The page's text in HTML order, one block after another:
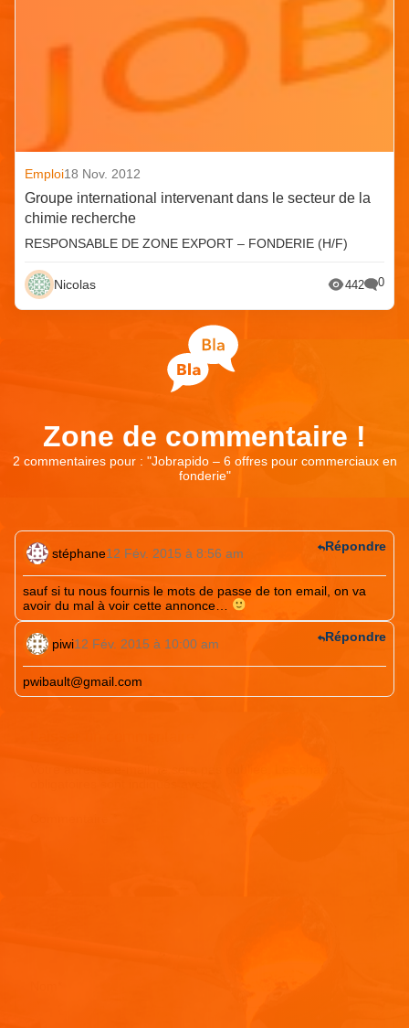
Emploi18 Nov. 2012
Groupe international intervenant dans le secteur de la
chimie recherche
RESPONSABLE DE ZONE EXPORT – FONDERIE (H/F)
Nicolas 442 0
Zone de commentaire !
2 commentaires pour : "Jobrapido – 6 offres pour commerciaux en
fonderie"
stéphane12 Fév. 2015 à 8:56 am
sauf si tu nous fournis le mots de passe de ton email, on va
avoir du mal à voir cette annonce…
Répondre
piwi12 Fév. 2015 à 10:00 am
pwibault@gmail.com
Répondre